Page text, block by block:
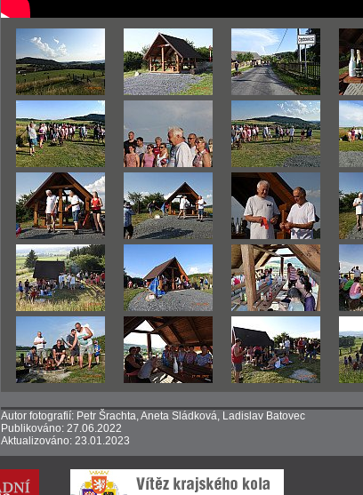
Autor fotografií: Petr Šrachta, Aneta Sládková, Ladislav Batovec
Publikováno: 27.06.2022
Aktualizováno: 23.01.2023